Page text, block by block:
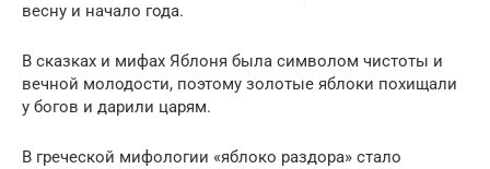
весну и начало года.
В сказках и мифах Яблоня была символом чистоты и
вечной молодости, поэтому золотые яблоки похищали
у богов и дарили царям.
В греческой мифологии «яблоко раздора» стало